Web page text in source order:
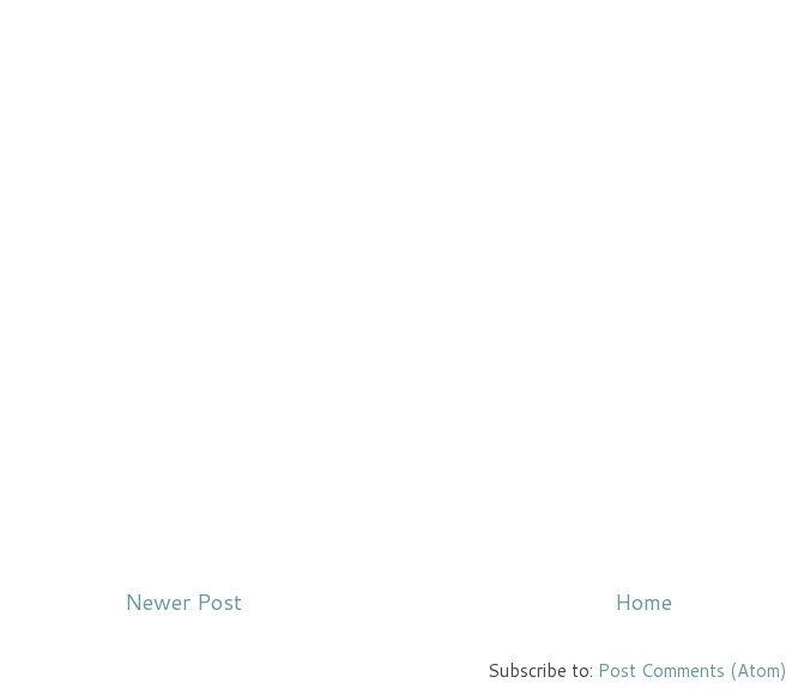
Newer Post Home
Subscribe to: Post Comments (Atom)